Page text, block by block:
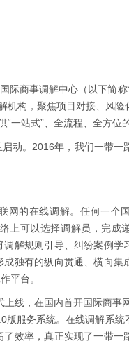
际商事调解中心（以下简称
机构，聚焦项目对接、风险
一站式”、全流程、全方位
动。2016年，我们一带
网的在线调解。任何一个
上可以选择调解员，完成
解规则引导、纠纷案例学
独有的纵向贯通、横向集
平台。
线，在国内首开国际商事
服务系统。在线调解系统
效率，真正实现了一带一